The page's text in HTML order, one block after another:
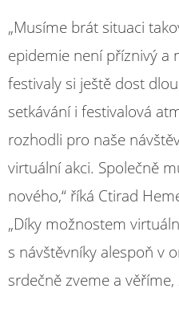
„Musíme brát situaci
epidemie není příznivý a
festivaly si ještě dost
setkávání i festivalová
rozhodli pro naše
virtuální akci. Společně
nového,“ říká Ctirad
„Díky možnostem
s návštěvníky alespoň v
srdečně zveme a